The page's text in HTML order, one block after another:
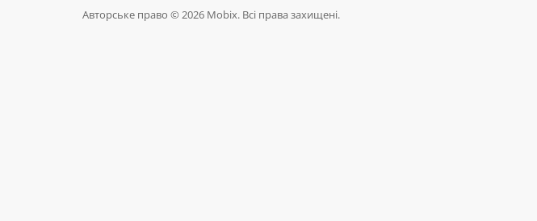
Авторське право © 2026 Mobix. Всі права захищені.